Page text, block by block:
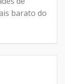
barato do